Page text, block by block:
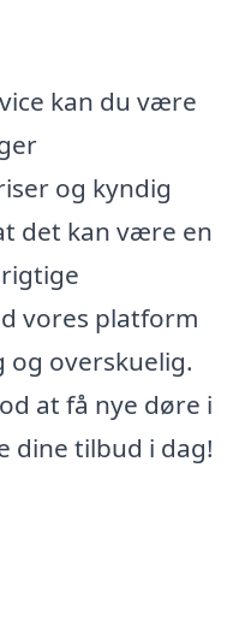
kan du være
og kyndig
det kan være en
vores platform
og overskuelig.
at få nye døre i
dine tilbud i dag!